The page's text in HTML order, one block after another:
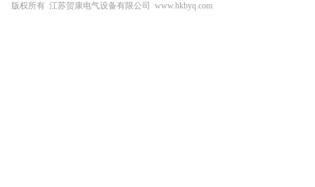
版权所有 江苏贺康电气设备有限公司 www.hkbyq.com